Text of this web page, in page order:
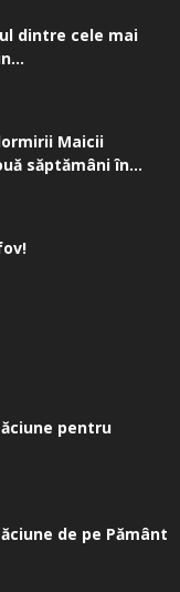
dintre cele mai
Maicii
săptămâni în...
pentru
de pe Pământ